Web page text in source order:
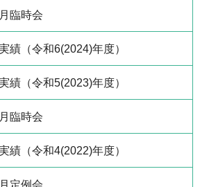
臨時会
績（令和6(2024)年度）
績（令和5(2023)年度）
臨時会
績（令和4(2022)年度）